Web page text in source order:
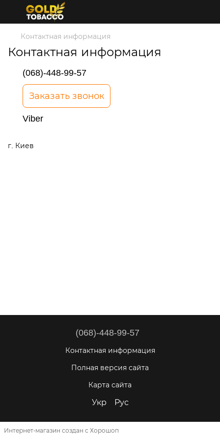
Контактная информация
Контактная информация
(068)-448-99-57
Заказать звонок
Viber
г. Киев
(068)-448-99-57
Контактная информация
Полная версия сайта
Карта сайта
Укр Рус
Интернет-магазин создан с Хорошоп